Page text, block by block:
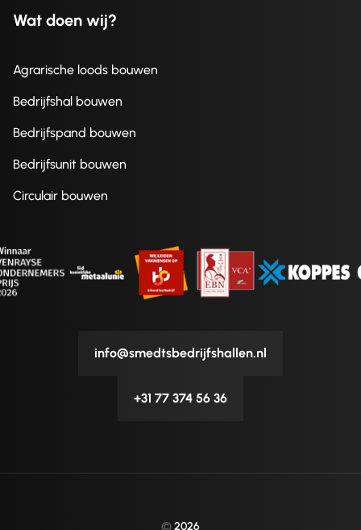
Wat doen wij?
Agrarische loods bouwen
Bedrijfshal bouwen
Bedrijfspand bouwen
Bedrijfsunit bouwen
Circulair bouwen
info@smedtsbedrijfshallen.nl
+31 77 374 56 36
©2026